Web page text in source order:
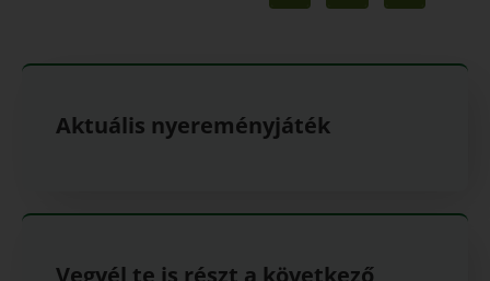
Aktuális nyereményjáték